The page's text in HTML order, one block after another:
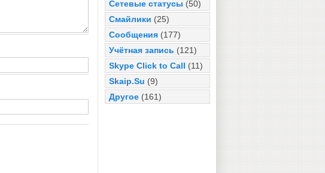
Сетевые статусы (50)
Смайлики (25)
Сообщения (177)
Учётная запись (121)
Skype Click to Call (11)
Skaip.Su (9)
Другое (161)